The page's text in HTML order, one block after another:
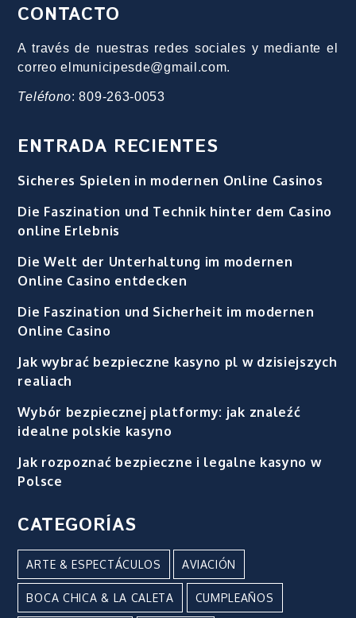
CONTACTO
A través de nuestras redes sociales y mediante el
correo elmunicipesde@gmail.com.
Teléfono: 809-263-0053
ENTRADA RECIENTES
Sicheres Spielen in modernen Online Casinos
Die Faszination und Technik hinter dem Casino
online Erlebnis
Die Welt der Unterhaltung im modernen
Online Casino entdecken
Die Faszination und Sicherheit im modernen
Online Casino
Jak wybrać bezpieczne kasyno pl w dzisiejszych
realiach
Wybór bezpiecznej platformy: jak znaleźć
idealne polskie kasyno
Jak rozpoznać bezpieczne i legalne kasyno w
Polsce
CATEGORÍAS
ARTE & ESPECTÁCULOS AVIACIÓN
BOCA CHICA & LA CALETA CUMPLEAÑOS